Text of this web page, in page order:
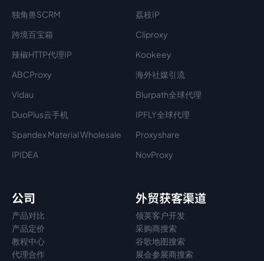
独角兽SCRM
荔枝IP
跨境百宝箱
Cliproxy
辣椒HTTP代理IP
Kookeey
ABCProxy
海外社媒引流
Vidau
Blurpath全球代理
DuoPlus云手机
IPFLY全球代理
Spandex Material Wholesale​
Proxyshare
IPIDEA
NovProxy
公司
产品对比
产品定价
教程中心
代理合作
外贸获客渠道
领英客户开发
采购商搜索
谷歌地图搜索
展会参展商搜索